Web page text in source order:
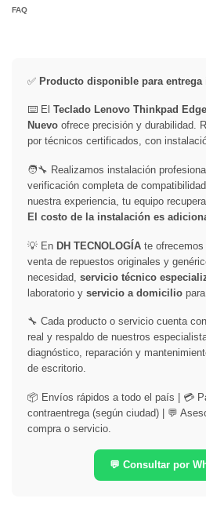
FAQ
✅ Producto disponible para entrega
⌨️ El Teclado Lenovo Thinkpad
Nuevo ofrece precisión y durabilidad.
por técnicos certificados, con
🧑‍🔧 Realizamos instalación
verificación completa de
nuestra experiencia, tu equipo
El costo de la instalación es
💡 En DH TECNOLOGÍA te
venta de repuestos originales y
necesidad, servicio técnico
laboratorio y servicio a domicilio
🔧 Cada producto o servicio cuenta
real y respaldo de nuestros
diagnóstico, reparación y
de escritorio.
📦 Envíos rápidos a todo el país | 💳
contraentrega (según ciudad) | 💬
compra o servicio.
💬 Consultar por